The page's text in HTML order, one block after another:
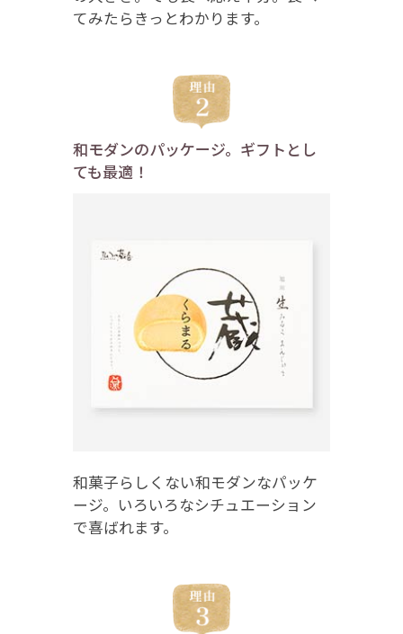
てみたらきっとわかります。
和モダンのパッケージ。ギフトとし
ても最適！
和菓子らしくない和モダンなパッケ
ージ。いろいろなシチュエーション
で喜ばれます。